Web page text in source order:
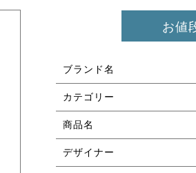
お値
ブランド名
カテゴリー
商品名
デザイナー